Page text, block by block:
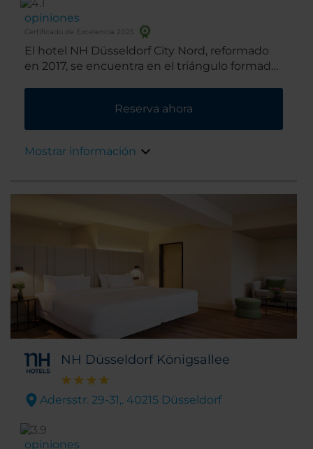
opiniones
Certificado de Excelencia 2025
El hotel NH Düsseldorf City Nord, reformado
en 2017, se encuentra en el triángulo formado
excelente ubicación para conocer la ciudad, y
está muy bien conectado con el excelente
Reserva ahora
Mostrar información
NH Düsseldorf Königsallee
Adersstr. 29-31,. 40215 Düsseldorf
opiniones